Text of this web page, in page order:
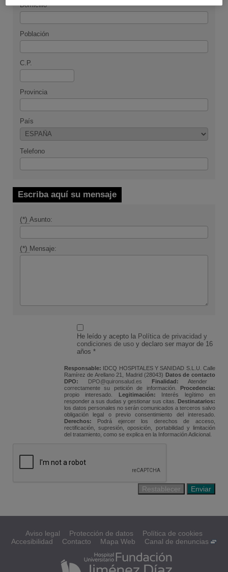
Domicilio
Población
C.P.
Provincia
País
Telefono
Escriba aquí su mensaje
(*) Asunto:
(*) Mensaje:
He leído y acepto la Política de privacidad y
condiciones de uso y declaro ser mayor de 16
años *
Responsable: IDCQ HOSPITALES Y SANIDAD S.L.U. Calle
Ramírez de Arellano 21, Madrid (28043) Datos de contacto
DPO:
DPO@quironsalud.es Finalidad: Atender
correctamente su petición de información.
Procedencia:
propio interesado.
Legitimación: Interés legítimo en
responder a sus dudas y gestionar sus citas.
Destinatarios:
los datos personales no serán comunicados a terceros salvo
obligación legal o previo consentimiento del interesado.
Derechos: Podrá ejercer los derechos de acceso,
rectificación, supresión, oposición, portabilidad y limitación
del tratamiento, como se explica en la Información Adicional.
Aviso legal Protección de datos
Política de cookies
Accesibilidad
Contacto Mapa Web Canal de denuncias